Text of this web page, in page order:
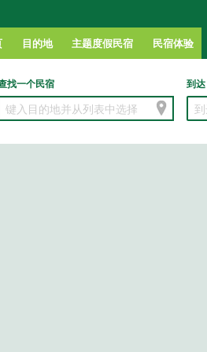
目的地 主题度假民宿 民宿体验
找一个民宿 到达